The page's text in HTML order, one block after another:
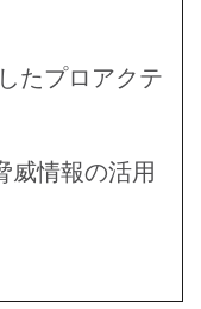
たプロアクテ
威情報の活用